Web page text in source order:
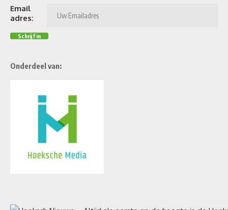
Email
adres:
Onderdeel van: